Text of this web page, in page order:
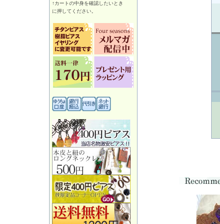
↑カートの中身を確認したいとき
に押してください。